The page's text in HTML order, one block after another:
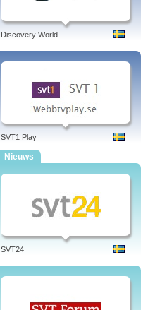
Discovery World
SVT1 Play
Nieuws
SVT24